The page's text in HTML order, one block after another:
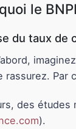
le
du taux de
rassurez. Par
des
).